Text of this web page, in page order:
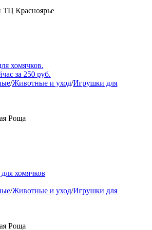
ТЦ Красноярье
хомячков.
за 250 руб.
/Животные и уход/Игрушки для
Роща
хомячков
/Животные и уход/Игрушки для
Роща